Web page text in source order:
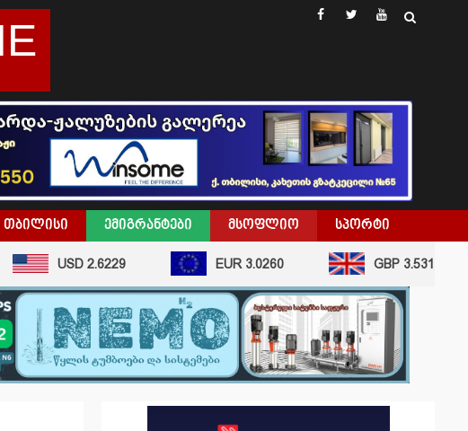
facebooktwitteryoutube
ᲗᲑᲘᲚᲘᲡᲘ ᲔᲛᲘᲒᲠᲐᲜᲢᲔᲑᲘ ᲛᲡᲝᲤᲚᲘᲝ ᲡᲞᲝᲠᲢᲘ
USD 2.6229 EUR 3.0260 GBP 3.5315